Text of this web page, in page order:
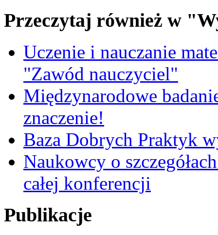
Przeczytaj również w
Uczenie i nauczanie
"Zawód nauczyciel"
Międzynarodowe
znaczenie!
Baza Dobrych Praktyk
Naukowcy o
całej konferencji
Publikacje